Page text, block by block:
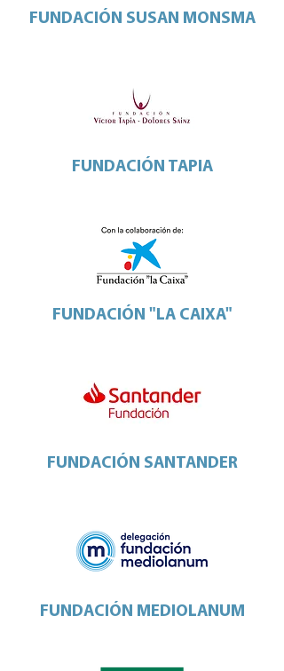
FUNDACIÓN SUSAN MONSMA
FUNDACIÓN TAPIA
FUNDACIÓN "LA CAIXA"
FUNDACIÓN SANTANDER
FUNDACIÓN MEDIOLANUM